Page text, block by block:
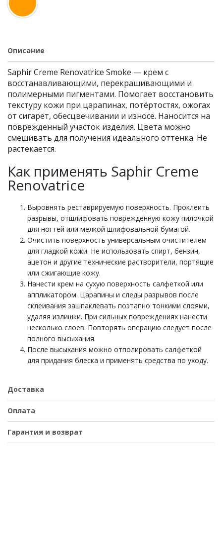
Описание
Saphir Creme Renovatrice Smoke — крем с
восстанавливающими, перекрашивающими и
полимерными пигментами. Помогает восстановить
текстуру кожи при царапинах, потёртостях, ожогах
от сигарет, обесцвечивании и износе. Наносится на
поврежденный участок изделия. Цвета можно
смешивать для получения идеального оттенка. Не
растекается.
Как применять Saphir Creme
Renovatrice
Выровнять реставрируемую поверхность. Проклеить
разрывы, отшлифовать поврежденную кожу пилочкой
для ногтей или мелкой шлифовальной бумагой.
Очистить поверхность универсальным очистителем
для гладкой кожи. Не использовать спирт, бензин,
ацетон и другие технические растворители, портящие
или сжигающие кожу.
Нанести крем на сухую поверхность салфеткой или
аппликатором. Царапины и следы разрывов после
склеивания зашпаклевать поэтапно тонкими слоями,
удаляя излишки. При сильных повреждениях нанести
несколько слоев. Повторять операцию следует после
полного высыхания.
После высыхания можно отполировать салфеткой
для придания блеска и применять средства по уходу.
Доставка
Оплата
Гарантия и возврат